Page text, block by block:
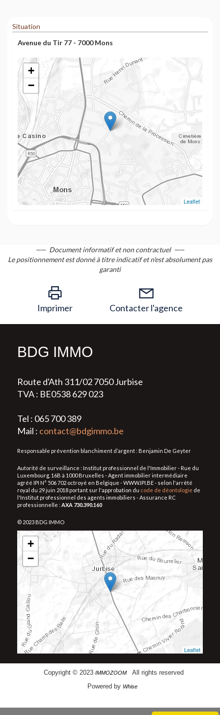
Situation
Avenue du Tir 77 - 7000 Mons
+
−
Leaflet
Document informatif et non contractuel
Le positionnement est donné à titre indicatif et n'est absolument pas
garanti
Imprimer Contacter l'agence
BDG IMMO
Route d'Ath 311/02 7050 Jurbise
TVA : BE0538 629 023
Tel : 065 700 389
Mail : contact@bdgimmo.be
Responsable prévention blanchiment d’argent : Benjamin De Geyter
Autorité de surveillance : Institut professionnel de l'Immobilier - Rue du
Luxembourg, 16B à 1000 Bruxelles - Agent immobilier intermédiaire
agréé IPI N° 506 702 octroyé en Belgique - WWW.IPI.BE - selon l'arrêté
royal du 29 juin 2018 portant sur l'approbation du code de déontologie de
l'Institut professionnel des agents immobiliers - Assurance RC
professionnelle : AXA 730.390.160
© 2023 BDG IMMO
+
−
Leaflet
Copyright © 2023 IMMOZOOM
All rights reserved
Powered by Whise